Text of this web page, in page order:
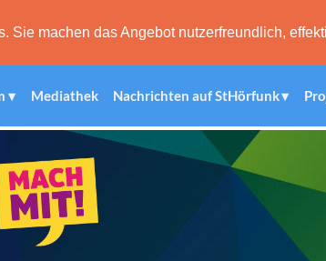
Sie machen das Angebot nutzerfreundlich,
Mediathek Nachrichten auf StHörfunk